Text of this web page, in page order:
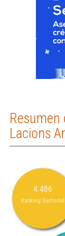
Resumen
Lacions
4.486
Ranking Sectorial